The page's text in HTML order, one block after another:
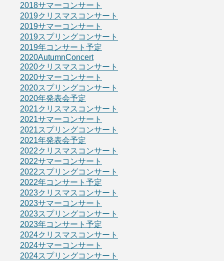
2018サマーコンサート
2019クリスマスコンサート
2019サマーコンサート
2019スプリングコンサート
2019年コンサート予定
2020AutumnConcert
2020クリスマスコンサート
2020サマーコンサート
2020スプリングコンサート
2020年発表会予定
2021クリスマスコンサート
2021サマーコンサート
2021スプリングコンサート
2021年発表会予定
2022クリスマスコンサート
2022サマーコンサート
2022スプリングコンサート
2022年コンサート予定
2023クリスマスコンサート
2023サマーコンサート
2023スプリングコンサート
2023年コンサート予定
2024クリスマスコンサート
2024サマーコンサート
2024スプリングコンサート